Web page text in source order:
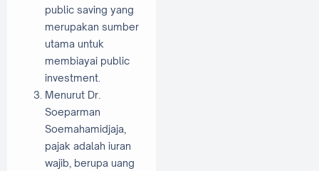
public saving yang
merupakan sumber
utama untuk
membiayai public
investment.
Menurut Dr.
Soeparman
Soemahamidjaja,
pajak adalah iuran
wajib, berupa uang